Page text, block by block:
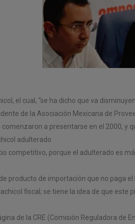
el cual, “se ha dicho que va
de la Asociación Mexicana de
a presentarse en el 2000, y
adulterado.
competitivo, porque el adulterado es
producto de importación que no paga
fiscal; se tiene la idea de que este
de la CRE (Comisión Reguladora de